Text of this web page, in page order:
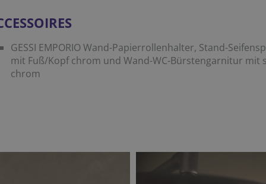
GESSI EMPORIO Wand-Papierrollenhalter, Stand-
mit Fuß/Kopf chrom und Wand-WC-Bürstengarnitur mit
chrom